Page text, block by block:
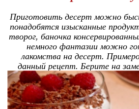
Приготовить десерт можно
понадобятся изысканные
творог, баночка
немного фантазии можно
лакомства на десерт.
данный рецепт. Берите на